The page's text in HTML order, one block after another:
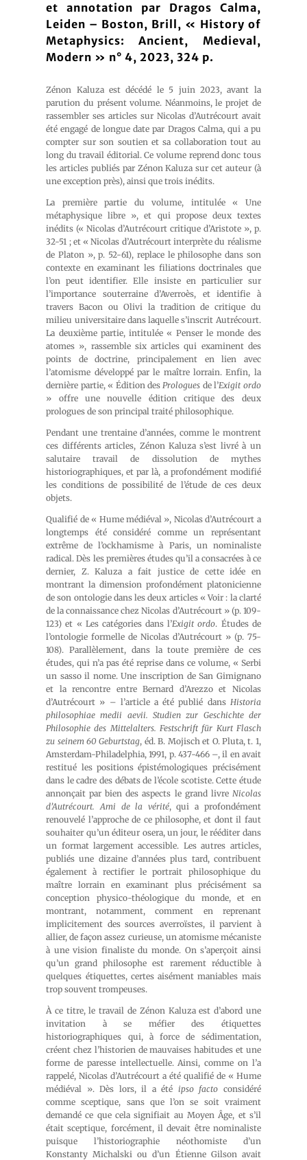
et annotation par Dragos Calma,
Leiden – Boston, Brill, « History of
Metaphysics: Ancient, Medieval,
Modern » n° 4, 2023, 324 p.
Zénon Kaluza est décédé le 5 juin 2023, avant la
parution du présent volume. Néanmoins, le projet de
rassembler ses articles sur Nicolas d’Autrécourt avait
été engagé de longue date par Dragos Calma, qui a pu
compter sur son soutien et sa collaboration tout au
long du travail éditorial. Ce volume reprend donc tous
les articles publiés par Zénon Kaluza sur cet auteur (à
une exception près), ainsi que trois inédits.
La première partie du volume, intitulée « Une
métaphysique libre », et qui propose deux textes
inédits (« Nicolas d’Autrécourt critique d’Aristote », p.
32-51 ; et « Nicolas d’Autrécourt interprète du réalisme
de Platon », p. 52-61), replace le philosophe dans son
contexte en examinant les filiations doctrinales que
l’on peut identifier. Elle insiste en particulier sur
l’importance souterraine d’Averroès, et identifie à
travers Bacon ou Olivi la tradition de critique du
milieu universitaire dans laquelle s’inscrit Autrécourt.
La deuxième partie, intitulée « Penser le monde des
atomes », rassemble six articles qui examinent des
points de doctrine, principalement en lien avec
l’atomisme développé par le maître lorrain. Enfin, la
dernière partie, « Édition desPrologues de l’Exigit ordo
» offre une nouvelle édition critique des deux
prologues de son principal traité philosophique.
Pendant une trentaine d’années, comme le montrent
ces différents articles, Zénon Kaluza s’est livré à un
salutaire travail de dissolution de mythes
historiographiques, et par là, a profondément modifié
les conditions de possibilité de l’étude de ces deux
objets.
Qualifié de « Hume médiéval », Nicolas d’Autrécourt a
longtemps été considéré comme un représentant
extrême de l’ockhamisme à Paris, un nominaliste
radical. Dès les premières études qu’il a consacrées à ce
dernier, Z. Kaluza a fait justice de cette idée en
montrant la dimension profondément platonicienne
de son ontologie dans les deux articles « Voir : la clarté
de la connaissance chez Nicolas d’Autrécourt » (p. 109-
123) et « Les catégories dans l’Exigit ordo. Études de
l’ontologie formelle de Nicolas d’Autrécourt » (p. 75-
108). Parallèlement, dans la toute première de ces
études, qui n’a pas été reprise dans ce volume, « Serbi
un sasso il nome. Une inscription de San Gimignano
et la rencontre entre Bernard d’Arezzo et Nicolas
d’Autrécourt » – l’article a été publié dans Historia
philosophiae medii aevii. Studien zur Geschichte der
Philosophie des Mittelalters. Festschrift für Kurt Flasch
zu seinem 60 Geburtstag, éd. B. Mojisch et O. Pluta, t. 1,
Amsterdam-Philadelphia, 1991, p. 437-466 –, il en avait
restitué les positions épistémologiques précisément
dans le cadre des débats de l’école scotiste. Cette étude
annonçait par bien des aspects le grand livre Nicolas
d’Autrécourt. Ami de la vérité, qui a profondément
renouvelé l’approche de ce philosophe, et dont il faut
souhaiter qu’un éditeur osera, un jour, le rééditer dans
un format largement accessible. Les autres articles,
publiés une dizaine d’années plus tard, contribuent
également à rectifier le portrait philosophique du
maître lorrain en examinant plus précisément sa
conception physico-théologique du monde, et en
montrant, notamment, comment en reprenant
implicitement des sources averroïstes, il parvient à
allier, de façon assez curieuse, un atomisme mécaniste
à une vision finaliste du monde. On s’aperçoit ainsi
qu’un grand philosophe est rarement réductible à
quelques étiquettes, certes aisément maniables mais
trop souvent trompeuses.
À ce titre, le travail de Zénon Kaluza est d’abord une
invitation à se méfier des étiquettes
historiographiques qui, à force de sédimentation,
créent chez l’historien de mauvaises habitudes et une
forme de paresse intellectuelle. Ainsi, comme on l’a
rappelé, Nicolas d’Autrécourt a été qualifié de « Hume
médiéval ». Dès lors, il a été ipso facto considéré
comme sceptique, sans que l’on se soit vraiment
demandé ce que cela signifiait au Moyen Âge, et s’il
était sceptique, forcément, il devait être nominaliste
puisque l’historiographie néothomiste d’un
Konstanty Michalski ou d’un Étienne Gilson avait